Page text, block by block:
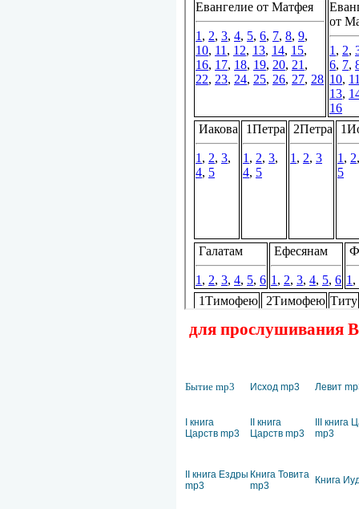
для прослушивания
Бытие mp3 Исход mp3 Левит
I книга
Царств mp3
II книга
Царств mp3
III книга
mp3
II книга Ездры
mp3
Книга Товита
mp3
Книга